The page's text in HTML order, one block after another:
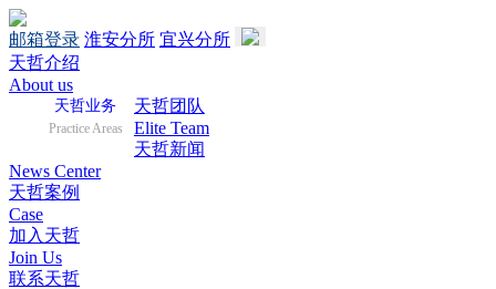
邮箱登录 淮安分所 宜兴分所
天哲介绍
About us
天哲业务
Practice Areas
天哲团队
Elite Team
天哲新闻
News Center
天哲案例
Case
加入天哲
Join Us
联系天哲